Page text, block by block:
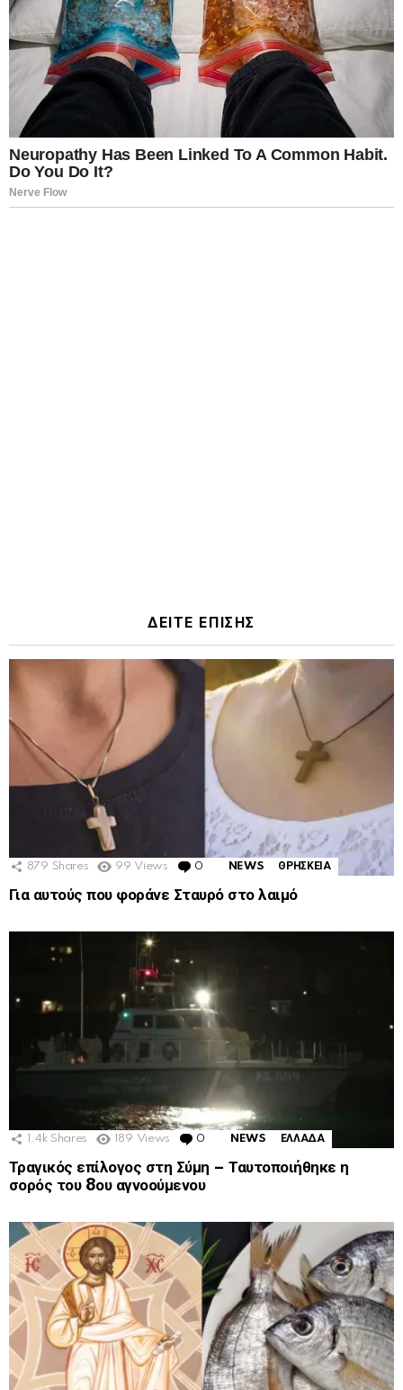
ΔΕΙΤΕ ΕΠΙΣΗΣ
879 Shares 99 Views 0 Comments
NEWS ΘΡΗΣΚΕΙΑ
Για αυτούς που φοράνε Σταυρό στο λαιμό
1.4k Shares 189 Views 0 Comments
NEWS ΕΛΛΑΔΑ
Τραγικός επίλογος στη Σύμη – Ταυτοποιήθηκε η
σορός του 8ου αγνοούμενου